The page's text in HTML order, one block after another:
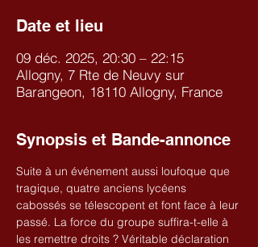
Date et lieu
09 déc. 2025, 20:30 – 22:15
Allogny, 7 Rte de Neuvy sur
Barangeon, 18110 Allogny, France
Synopsis et Bande-annonce
Suite à un événement aussi loufoque que
tragique, quatre anciens lycéens
cabossés se télescopent et font face à leur
passé. La force du groupe suffira-t-elle à
les remettre droits ? Véritable déclaration